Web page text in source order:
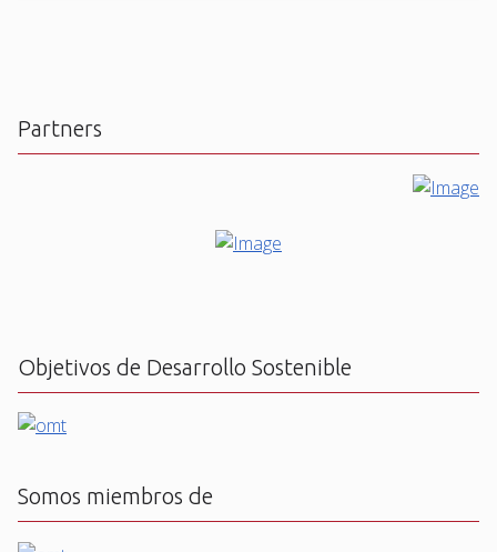
Partners
Objetivos de Desarrollo Sostenible
Somos miembros de